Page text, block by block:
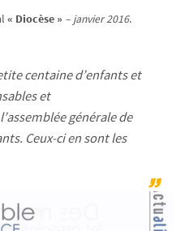
« Diocèse » – janvier 2016.
centaine d’enfants et
et
générale de
Ceux-ci en sont les